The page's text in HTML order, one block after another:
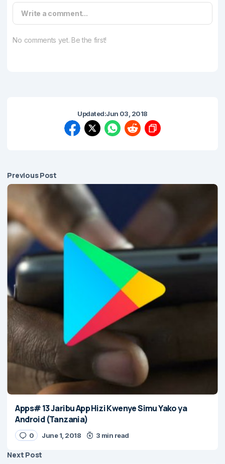
Write a comment...
No comments yet. Be the first!
Updated:Jun 03, 2018
Previous Post
Apps# 13 Jaribu App Hizi Kwenye Simu Yako ya
Android (Tanzania)
0 June 1, 2018 3 min read
Next Post